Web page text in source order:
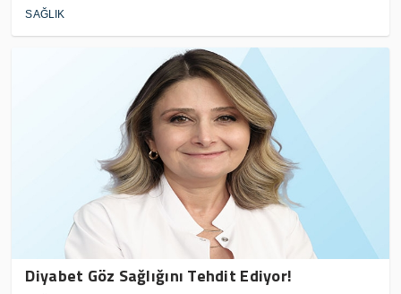
SAĞLIK
Diyabet Göz Sağlığını Tehdit Ediyor!